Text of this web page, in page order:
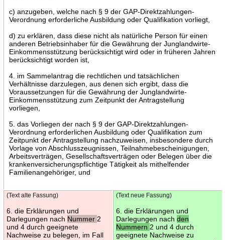
c) anzugeben, welche nach § 9 der GAP-Direktzahlungen-
Verordnung erforderliche Ausbildung oder Qualifikation vorliegt,
d) zu erklären, dass diese nicht als natürliche Person für einen
anderen Betriebsinhaber für die Gewährung der Junglandwirte-
Einkommensstützung berücksichtigt wird oder in früheren Jahren
berücksichtigt worden ist,
4. im Sammelantrag die rechtlichen und tatsächlichen
Verhältnisse darzulegen, aus denen sich ergibt, dass die
Voraussetzungen für die Gewährung der Junglandwirte-
Einkommensstützung zum Zeitpunkt der Antragstellung
vorliegen,
5. das Vorliegen der nach § 9 der GAP-Direktzahlungen-
Verordnung erforderlichen Ausbildung oder Qualifikation zum
Zeitpunkt der Antragstellung nachzuweisen, insbesondere durch
Vorlage von Abschlusszeugnissen, Teilnahmebescheinigungen,
Arbeitsverträgen, Gesellschaftsverträgen oder Belegen über die
krankenversicherungspflichtige Tätigkeit als mithelfender
Familienangehöriger, und
(Text alte Fassung)
6. die Erklärungen und
Darlegungen nach Nummer 2
und 4 durch geeignete
Nachweise zu belegen, im Fall
(Text neue Fassung)
6. die Erklärungen und
Darlegungen nach den
Nummern 2 und 4 durch
geeignete Nachweise zu